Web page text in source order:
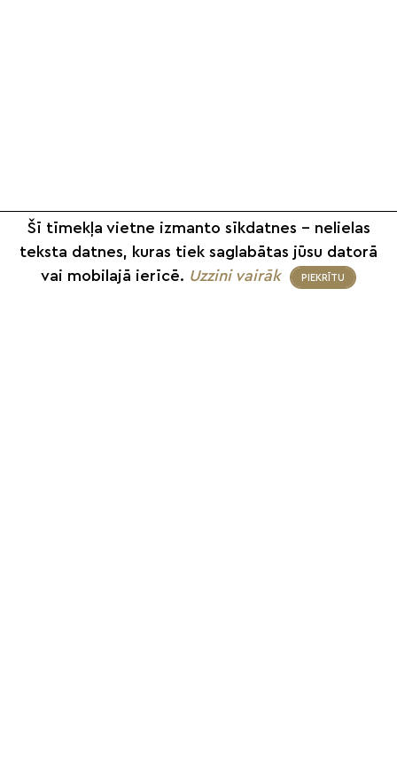
Šī tīmekļa vietne izmanto sīkdatnes – nelielas
teksta datnes, kuras tiek saglabātas jūsu datorā
vai mobilajā ierīcē. Uzzini vairāk PIEKRĪTU